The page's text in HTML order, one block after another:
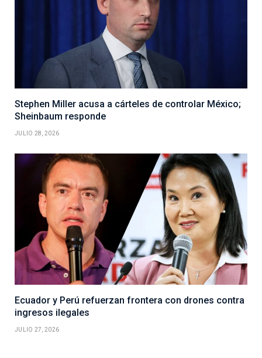
Stephen Miller acusa a cárteles de controlar México;
Sheinbaum responde
JULIO 28, 2026
Ecuador y Perú refuerzan frontera con drones contra
ingresos ilegales
JULIO 27, 2026